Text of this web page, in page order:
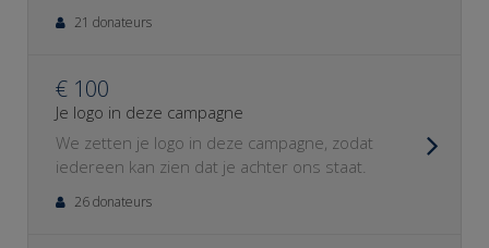
21 donateurs
€ 100
Je logo in deze campagne
We zetten je logo in deze campagne, zodat
iedereen kan zien dat je achter ons staat.
26 donateurs